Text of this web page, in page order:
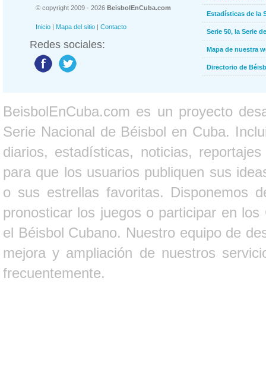
© copyright 2009 - 2026 BeisbolEnCuba.com
Inicio | Mapa del sitio | Contacto
Redes sociales:
Estadísticas de la
Serie 50, la Serie
Mapa de nuestra
Directorio de
BeisbolEnCuba.com es un proyecto
Serie Nacional de Béisbol en Cuba.
diarios, estadísticas, noticias,
para que los usuarios publiquen sus
o sus estrellas favoritas. Disponemos
pronosticar los juegos o participar en
el Béisbol Cubano. Nuestro equipo de
mejora y ampliación de nuestros
frecuentemente.